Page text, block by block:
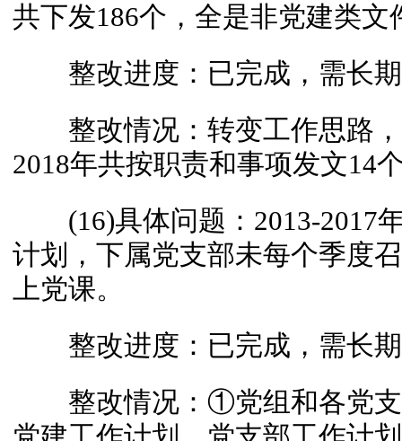
共下发186个，全是非党建类文
整改进度：已完成，需长
整改情况：转变工作思路，
2018年共按职责和事项发文14
(16)具体问题：2013-2017
计划，下属党支部未每个季度
上党课。
整改进度：已完成，需长
整改情况：①党组和各党支